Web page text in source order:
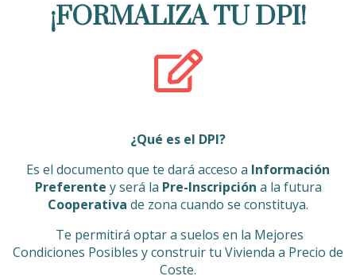
¡FORMALIZA TUDPI!
¿Qué es el DPI?
Es el documento que te dará acceso a Información
Preferente y será la Pre-Inscripción a la futura
Cooperativa de zona cuando se constituya.
Te permitirá optar a suelos en la Mejores
Condiciones Posibles y construir tu Vivienda a Precio de
Coste.